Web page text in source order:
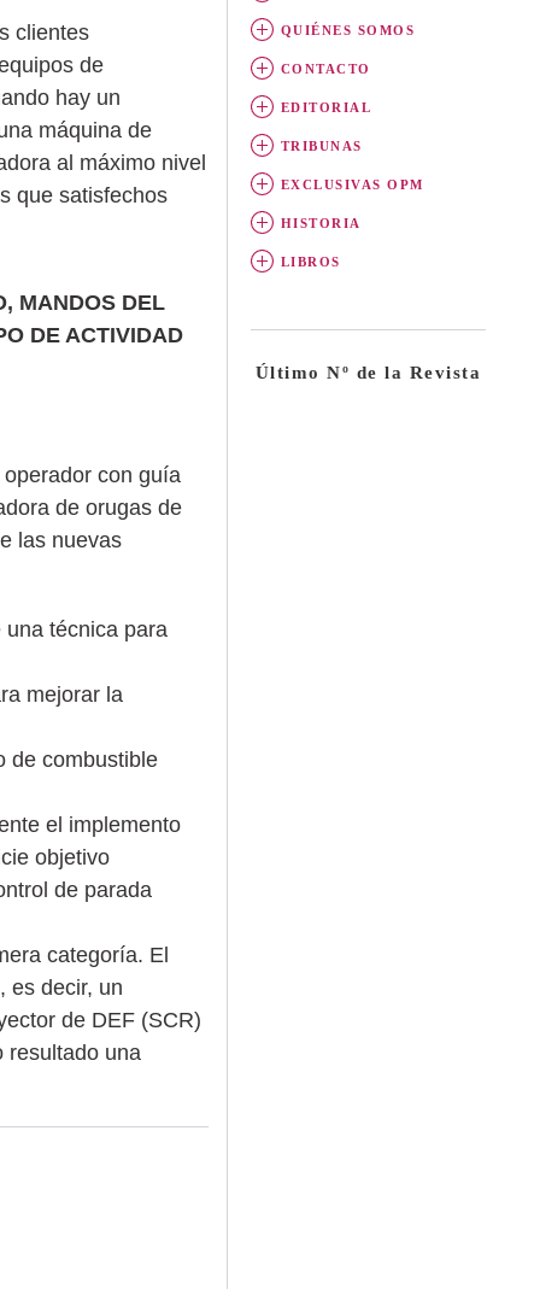
clientes
de
hay un
máquina de
al máximo nivel
que satisfechos
MANDOS DEL
DE ACTIVIDAD
con guía
de orugas de
las nuevas
técnica para
mejorar la
de combustible
el implemento
objetivo
de parada
categoría. El
es decir, un
de DEF (SCR)
resultado una
QUIÉNES SOMOS
CONTACTO
EDITORIAL
TRIBUNAS
EXCLUSIVAS OPM
HISTORIA
LIBROS
Último Nº de la Revista